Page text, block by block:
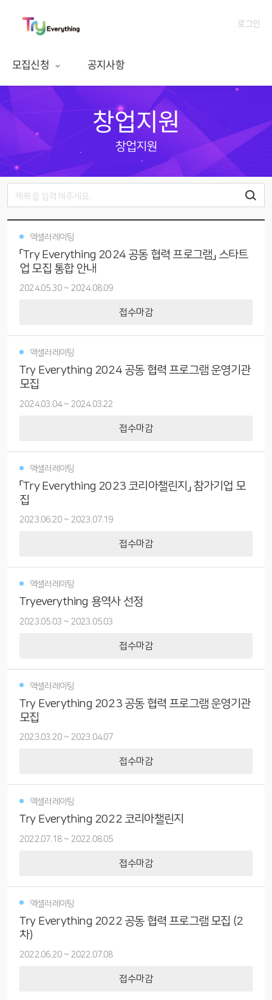
로그인
모집신청 공지사항
창업지원
창업지원
액셀러레이팅
「Try Everything 2024 공동 협력 프로그램」 스타트
업 모집 통합 안내
2024.05.30 ~ 2024.08.09
접수마감
액셀러레이팅
Try Everything 2024 공동 협력 프로그램 운영기관
모집
2024.03.04~ 2024.03.22
접수마감
액셀러레이팅
「Try Everything 2023 코리아챌린지」 참가기업 모
집
2023.06.20 ~ 2023.07.19
접수마감
액셀러레이팅
Tryeverything 용역사 선정
2023.05.03 ~ 2023.05.03
접수마감
액셀러레이팅
Try Everything 2023 공동 협력 프로그램 운영기관
모집
2023.03.20 ~ 2023.04.07
접수마감
액셀러레이팅
Try Everything 2022 코리아챌린지
2022.07.18 ~ 2022.08.05
접수마감
액셀러레이팅
Try Everything 2022 공동 협력 프로그램 모집 (2
차)
2022.06.20 ~ 2022.07.08
접수마감